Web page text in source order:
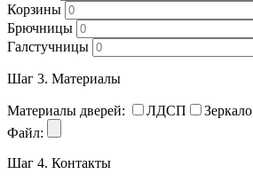
Корзины
Брючницы
Галстучницы
Шаг 3. Материалы
Материалы дверей: ЛДСП Зеркало
Файл:
Шаг 4. Контакты